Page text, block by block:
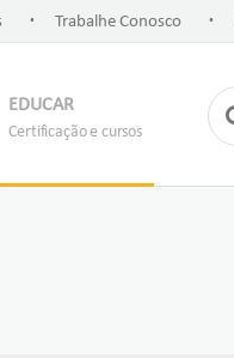
. Trabalhe Conosco .
EDUCAR
Certificação e cursos